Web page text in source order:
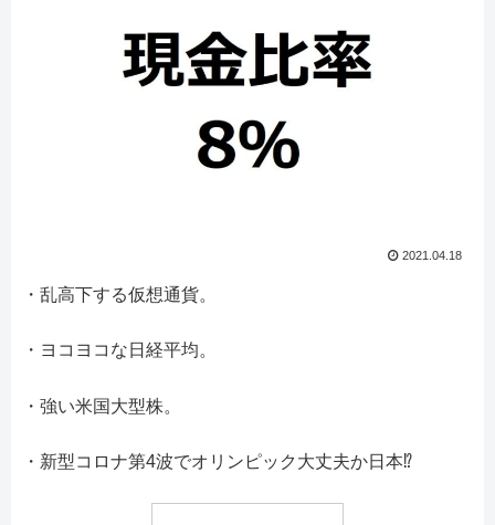
2021.04.18
・乱高下する仮想通貨。
・ヨコヨコな日経平均。
・強い米国大型株。
・新型コロナ第4波でオリンピック大丈夫か日本⁉